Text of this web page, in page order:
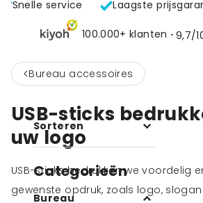
Snelle service Laagste
100.000+ klanten 9,7/
< Bureau accessoires
Sorteren
Categorieën
Bureau
USB-sticks
uw logo
USB-sticks bedrukken we voordelig
gewenste opdruk, zoals logo,